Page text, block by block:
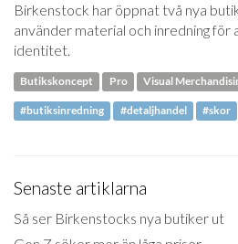
Birkenstock har öppnat två nya
använder material och inredning
identitet.
Butikskoncept Pro Visual
#butiksinredning #detaljhandel #skor
Senaste artiklarna
Så ser Birkenstocks nya butiker ut